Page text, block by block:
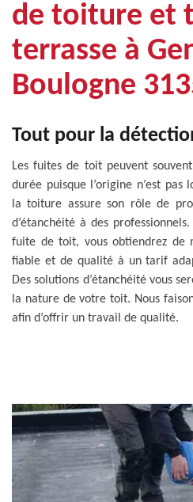
de toiture et
terrasse à
Boulogne
Tout pour la
Les fuites de toit peuvent
durée puisque l’origine n’est
la toiture assure son rôle de
d’étanchéité à des
fuite de toit, vous obtiendrez de
fiable et de qualité à un tarif
Des solutions d’étanchéité vous
la nature de votre toit. Nous
afin d’offrir un travail de qualité.